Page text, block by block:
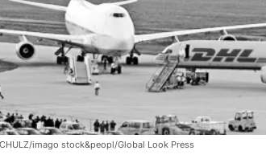
imago stock&peopl/Global Look Press